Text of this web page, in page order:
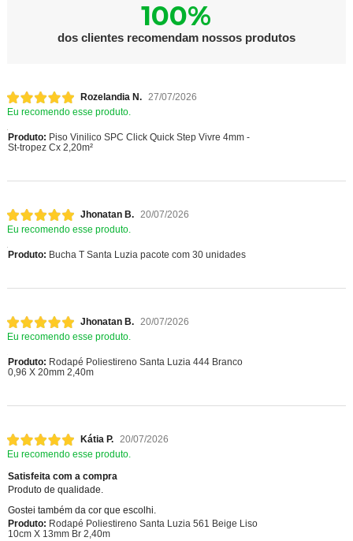
100%
dos clientes recomendam nossos produtos
Rozelandia N. 27/07/2026
Eu recomendo esse produto.
Produto: Piso Vinilico SPC Click Quick Step Vivre 4mm -
St-tropez Cx 2,20m²
Jhonatan B. 20/07/2026
Eu recomendo esse produto.
Produto: Bucha T Santa Luzia pacote com 30 unidades
Jhonatan B. 20/07/2026
Eu recomendo esse produto.
Produto: Rodapé Poliestireno Santa Luzia 444 Branco
0,96 X 20mm 2,40m
Kátia P. 20/07/2026
Eu recomendo esse produto.
Satisfeita com a compra
Produto de qualidade.
Gostei também da cor que escolhi.
Produto: Rodapé Poliestireno Santa Luzia 561 Beige Liso
10cm X 13mm Br 2,40m